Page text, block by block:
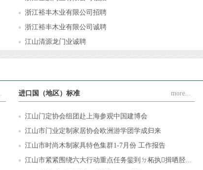
浙江裕丰木业有限公司招聘
浙江裕丰木业有限公司诚聘
江山清源龙门业诚聘
进口国（地区）标准 more...
江山门定协会组团赴上海参观中国建博会
江山市门业定制家居协会欧洲游学团学成归来
江山市时尚木制家具特色集群1-7月份 工作报告
江山市紧紧围绕六大行动重点任务鈭到ㄉ柘执揖哂胫...